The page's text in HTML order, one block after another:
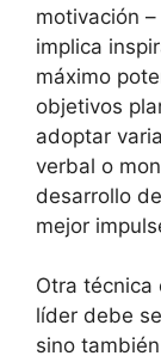
motivación
implica
máximo
objetivos
adoptar
verbal o
desarrollo
mejor
Otra técnica
líder debe
sino